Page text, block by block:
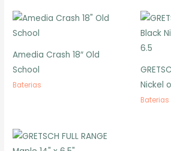
Amedia Crash 18″ Old
School
Baterias
Nickel
Baterias